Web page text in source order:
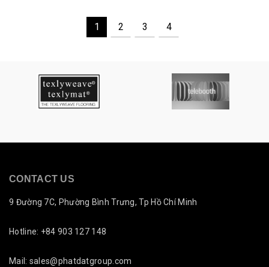
1 2 3 4
CONTACT US
9 Đường 7C, Phường Bình Trưng, Tp Hồ Chí Minh
Hotline: +84 903 127 148
Mail: sales@phatdatgroup.com